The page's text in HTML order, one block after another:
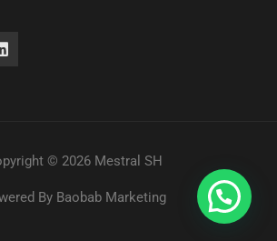
© 2026 Mestral SH
By Baobab Marketing